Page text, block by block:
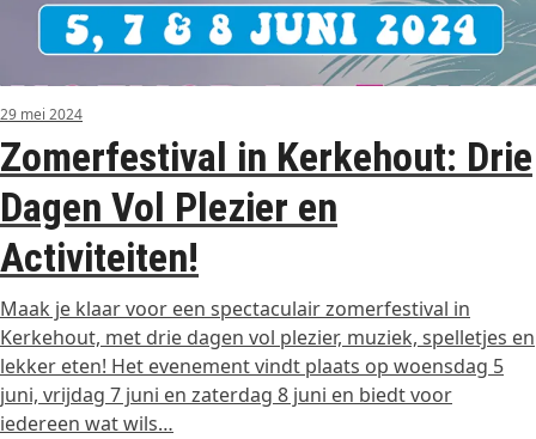
29 mei 2024
Zomerfestival in Kerkehout: Drie
Dagen Vol Plezier en
Activiteiten!
Maak je klaar voor een spectaculair zomerfestival in
Kerkehout, met drie dagen vol plezier, muziek, spelletjes en
lekker eten! Het evenement vindt plaats op woensdag 5
juni, vrijdag 7 juni en zaterdag 8 juni en biedt voor
iedereen wat wils…